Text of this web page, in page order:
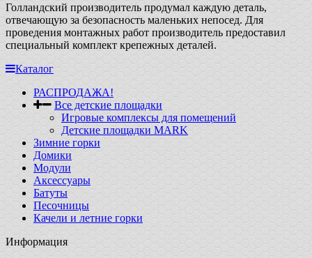
Голландский производитель продумал каждую деталь,
отвечающую за безопасность маленьких непосед. Для
проведения монтажных работ производитель предоставил
специальный комплект крепежных деталей.
Каталог
РАСПРОДАЖА!
Все детские площадки
Игровые комплексы для помещений
Детские площадки MARK
Зимние горки
Домики
Модули
Аксессуары
Батуты
Песочницы
Качели и летние горки
Информация